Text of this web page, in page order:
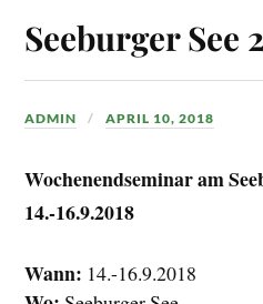
Seeburger See
ADMIN APRIL 10, 2018
Wochenendseminar am
14.-16.9.2018
Wann: 14.-16.9.2018